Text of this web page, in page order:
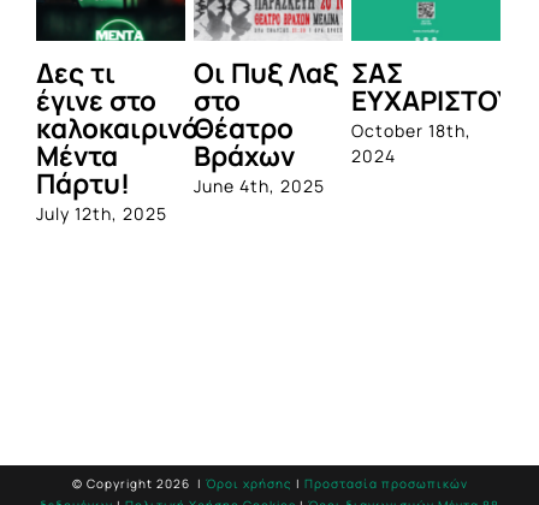
Δες τι
έγινε στο
καλοκαιρινό
Μέντα
Πάρτυ!
July 12th, 2025
Οι Πυξ Λαξ
στο
Θέατρο
Βράχων
June 4th, 2025
ΣΑΣ
October 18th,
2024
© Copyright 2026 | Όροι χρήσης | Προστασία προσωπικών